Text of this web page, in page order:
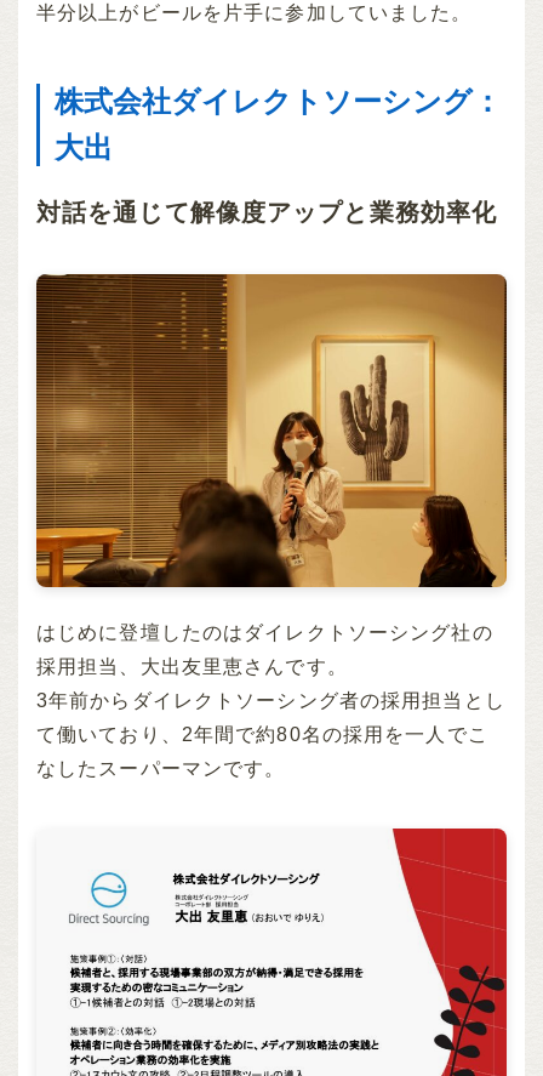
半分以上がビールを片手に参加していました。
株式会社ダイレクトソーシング：
大出
対話を通じて解像度アップと業務効率化
はじめに登壇したのはダイレクトソーシング社の
採用担当、大出友里恵さんです。
3年前からダイレクトソーシング者の採用担当とし
て働いており、2年間で約80名の採用を一人でこ
なしたスーパーマンです。